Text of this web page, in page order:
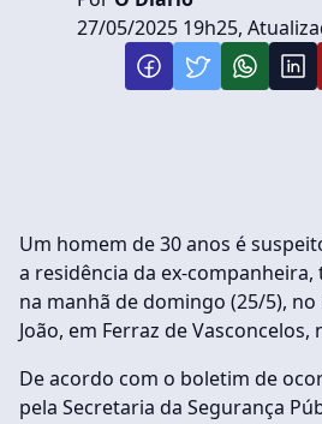
27/05/2025 19h25,
Um homem de 30 anos é
a residência da ex-companheira,
na manhã de domingo (25/5), no
João, em Ferraz de Vasconcelos,
De acordo com o boletim de
pela Secretaria da Segurança